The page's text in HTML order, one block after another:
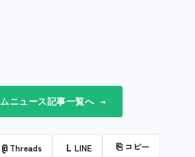
ムニュース記事一覧へ →
@ Threads L LINE ⎘ コピー